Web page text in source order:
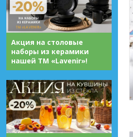
Акция на столовые
наборы из керамики
нашей ТМ «Lavenir»!